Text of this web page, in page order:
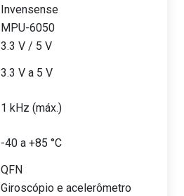
Invensense
MPU-6050
3.3 V / 5 V
3.3 V a 5 V
1 kHz (máx.)
-40 a +85 °C
QFN
Giroscópio e acelerômetro